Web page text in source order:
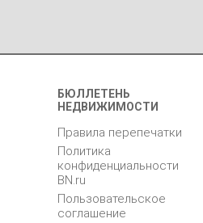
БЮЛЛЕТЕНЬ
НЕДВИЖИМОСТИ
Правила перепечатки
Политика
конфиденциальности
BN.ru
Пользовательское
соглашение